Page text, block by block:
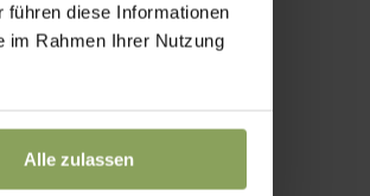
diese Informationen
im Rahmen Ihrer Nutzung
Alle zulassen